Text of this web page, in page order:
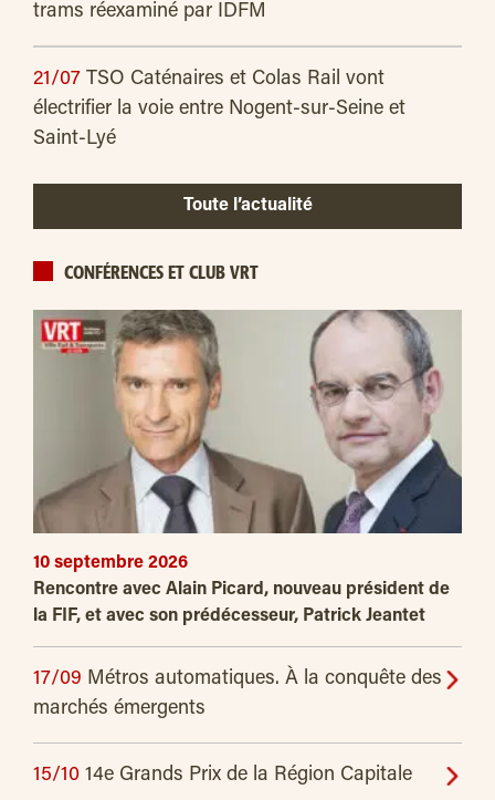
trams réexaminé par IDFM
21/07 TSO Caténaires et Colas Rail vont
électrifier la voie entre Nogent-sur-Seine et
Saint-Lyé
Toute l’actualité
CONFÉRENCES ET CLUB VRT
10 septembre 2026
Rencontre avec Alain Picard, nouveau président de
la FIF, et avec son prédécesseur, Patrick Jeantet
17/09 Métros automatiques. À la conquête des
marchés émergents
15/10 14e Grands Prix de la Région Capitale